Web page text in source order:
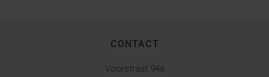
CONTACT
Voorstraat 94a